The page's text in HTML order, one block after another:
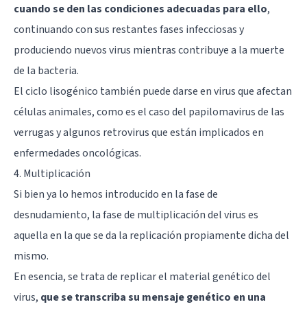
cuando se den las condiciones adecuadas para ello,
continuando con sus restantes fases infecciosas y
produciendo nuevos virus mientras contribuye a la muerte
de la bacteria.
El ciclo lisogénico también puede darse en virus que afectan
células animales, como es el caso del papilomavirus de las
verrugas y algunos retrovirus que están implicados en
enfermedades oncológicas.
4. Multiplicación
Si bien ya lo hemos introducido en la fase de
desnudamiento, la fase de multiplicación del virus es
aquella en la que se da la replicación propiamente dicha del
mismo.
En esencia, se trata de replicar el material genético del
virus, que se transcriba su mensaje genético en una